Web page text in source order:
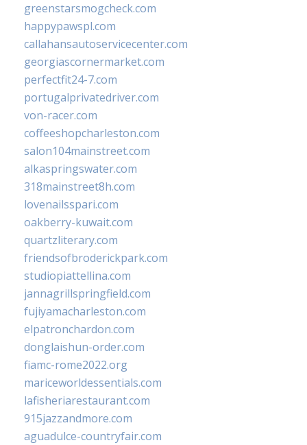
greenstarsmogcheck.com
happypawspl.com
callahansautoservicecenter.com
georgiascornermarket.com
perfectfit24-7.com
portugalprivatedriver.com
von-racer.com
coffeeshopcharleston.com
salon104mainstreet.com
alkaspringswater.com
318mainstreet8h.com
lovenailsspari.com
oakberry-kuwait.com
quartzliterary.com
friendsofbroderickpark.com
studiopiattellina.com
jannagrillspringfield.com
fujiyamacharleston.com
elpatronchardon.com
donglaishun-order.com
fiamc-rome2022.org
mariceworldessentials.com
lafisheriarestaurant.com
915jazzandmore.com
aguadulce-countryfair.com